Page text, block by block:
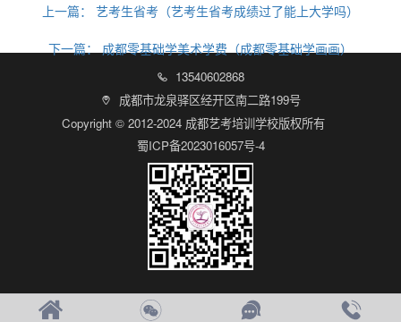
上一篇： 艺考生省考（艺考生省考成绩过了能上大学吗）
下一篇： 成都零基础学美术学费（成都零基础学画画）
 13540602868

成都市龙泉驿区经开区南二路199号
Copyright © 2012-2024 成都艺考培训学校版权所有
蜀ICP备2023016057号-4